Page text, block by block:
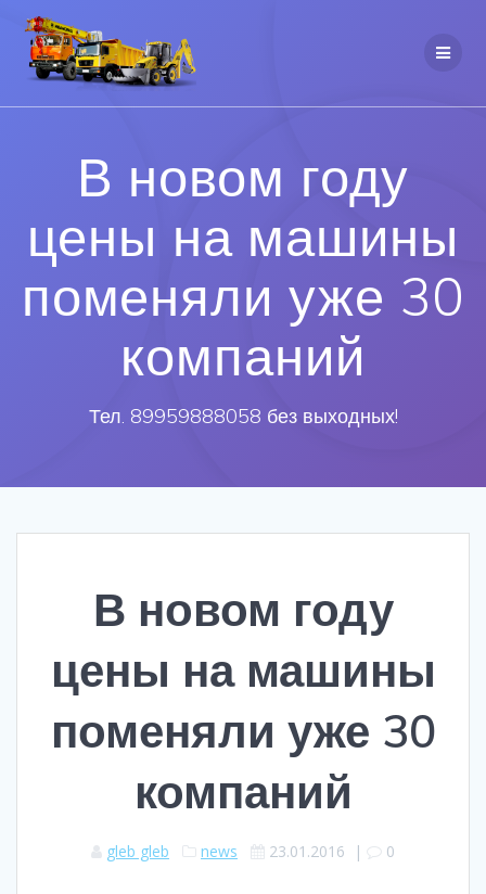
В новом году
цены на машины
поменяли уже 30
компаний
Тел. 89959888058 без выходных!
В новом году
цены на машины
поменяли уже 30
компаний
gleb gleb news 23.01.2016 | 0